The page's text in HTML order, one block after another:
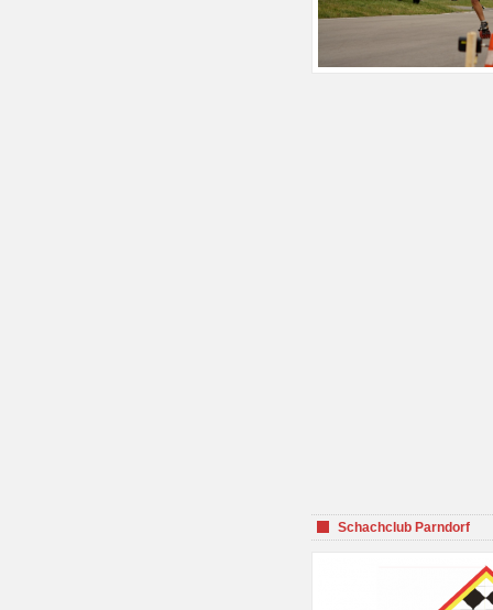
Schachclub Parndorf